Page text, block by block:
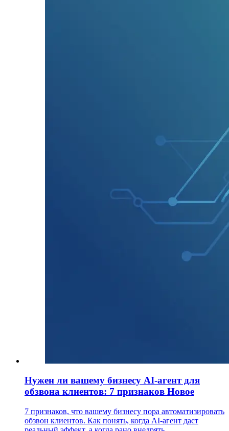
Нужен ли вашему бизнесу AI-агент для
обзвона клиентов: 7 признаков Новое
7 признаков, что вашему бизнесу пора автоматизировать
обзвон клиентов. Как понять, когда AI-агент даст